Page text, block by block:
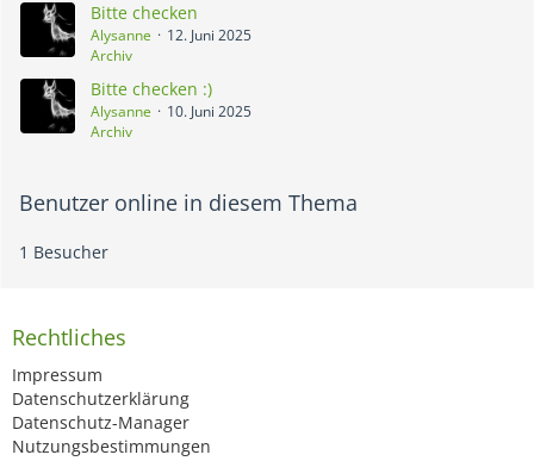
Bitte checken
Alysanne
12. Juni 2025
Archiv
Bitte checken :)
Alysanne
10. Juni 2025
Archiv
Benutzer online in diesem Thema
1 Besucher
Rechtliches
Impressum
Datenschutzerklärung
Datenschutz-Manager
Nutzungsbestimmungen